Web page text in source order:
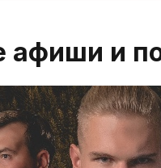
афиши и